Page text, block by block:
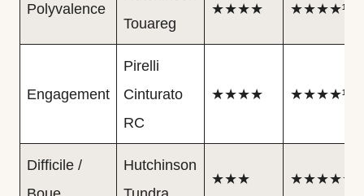
Polyvalence
Touareg
★★★★ ★★★★½
Engagement
Pirelli
Cinturato
RC
★★★★ ★★★★½
Difficile /
Hutchinson
★★★ ★★★★★